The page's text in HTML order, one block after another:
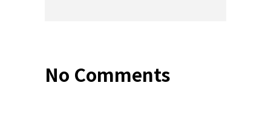
No Comments